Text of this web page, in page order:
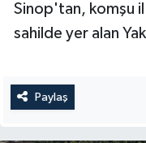
Sinop'tan, komşu
sahilde yer alan
Paylaş